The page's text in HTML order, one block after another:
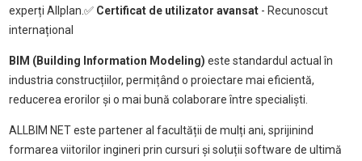
experți Allplan. ✅ Certificat de utilizator avansat - Recunoscut
internațional
BIM (Building Information Modeling) este standardul actual în
industria construcțiilor, permițând o proiectare mai eficientă,
reducerea erorilor și o mai bună colaborare între specialiști.
ALLBIM NET este partener al facultății de mulți ani, sprijinind
formarea viitorilor ingineri prin cursuri și soluții software de ultimă